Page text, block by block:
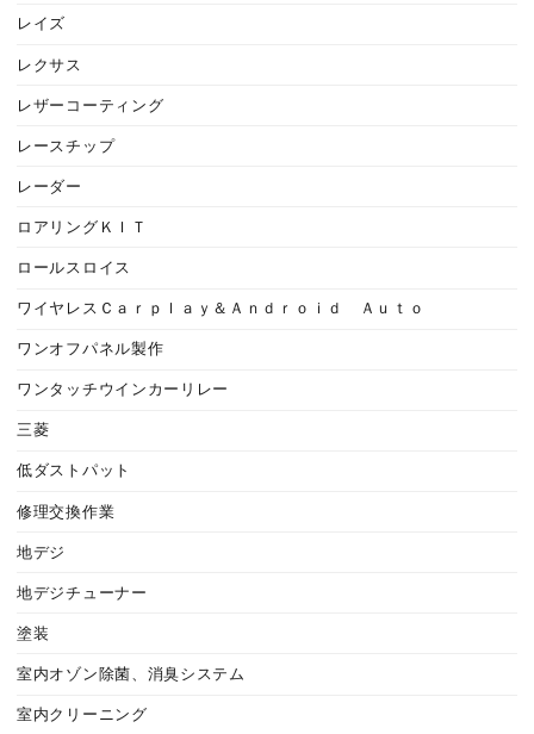
レイズ
レクサス
レザーコーティング
レースチップ
レーダー
ロアリングＫＩＴ
ロールスロイス
ワイヤレスＣａｒｐｌａｙ＆Ａｎｄｒｏｉｄ Ａｕｔｏ
ワンオフパネル製作
ワンタッチウインカーリレー
三菱
低ダストパット
修理交換作業
地デジ
地デジチューナー
塗装
室内オゾン除菌、消臭システム
室内クリーニング